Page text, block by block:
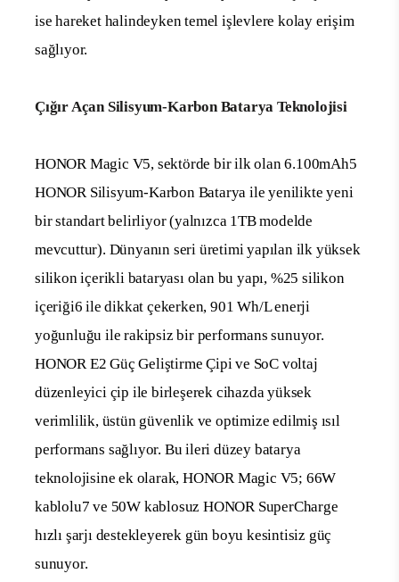
ise hareket halindeyken temel işlevlere kolay erişim
sağlıyor.
Çığır Açan Silisyum-Karbon Batarya Teknolojisi
HONOR Magic V5, sektörde bir ilk olan 6.100mAh5
HONOR Silisyum-Karbon Batarya ile yenilikte yeni
bir standart belirliyor (yalnızca 1TB modelde
mevcuttur). Dünyanın seri üretimi yapılan ilk yüksek
silikon içerikli bataryası olan bu yapı, %25 silikon
içeriği6 ile dikkat çekerken, 901 Wh/L enerji
yoğunluğu ile rakipsiz bir performans sunuyor.
HONOR E2 Güç Geliştirme Çipi ve SoC voltaj
düzenleyici çip ile birleşerek cihazda yüksek
verimlilik, üstün güvenlik ve optimize edilmiş ısıl
performans sağlıyor. Bu ileri düzey batarya
teknolojisine ek olarak, HONOR Magic V5; 66W
kablolu7 ve 50W kablosuz HONOR SuperCharge
hızlı şarjı destekleyerek gün boyu kesintisiz güç
sunuyor.